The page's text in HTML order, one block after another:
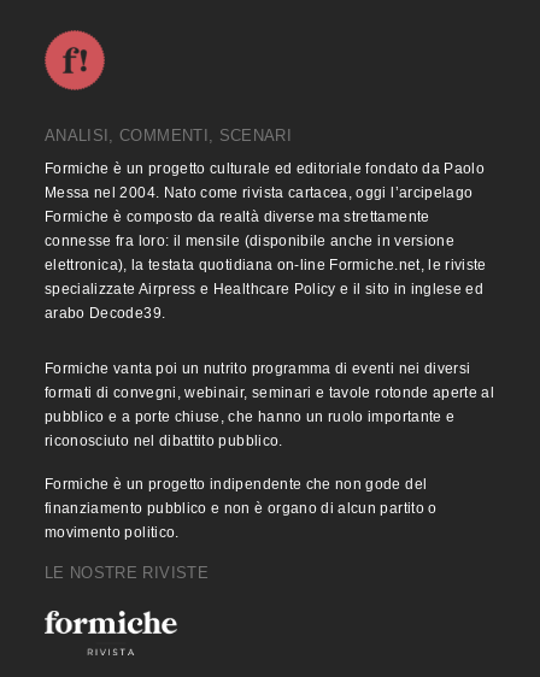
ANALISI, COMMENTI, SCENARI
Formiche è un progetto culturale ed editoriale fondato da Paolo
Messa nel 2004. Nato come rivista cartacea, oggi l’arcipelago
Formiche è composto da realtà diverse ma strettamente
connesse fra loro: il mensile (disponibile anche in versione
elettronica), la testata quotidiana on-line Formiche.net, le riviste
specializzate Airpress e Healthcare Policy e il sito in inglese ed
arabo Decode39.
Formiche vanta poi un nutrito programma di eventi nei diversi
formati di convegni, webinair, seminari e tavole rotonde aperte al
pubblico e a porte chiuse, che hanno un ruolo importante e
riconosciuto nel dibattito pubblico.
Formiche è un progetto indipendente che non gode del
finanziamento pubblico e non è organo di alcun partito o
movimento politico.
LE NOSTRE RIVISTE